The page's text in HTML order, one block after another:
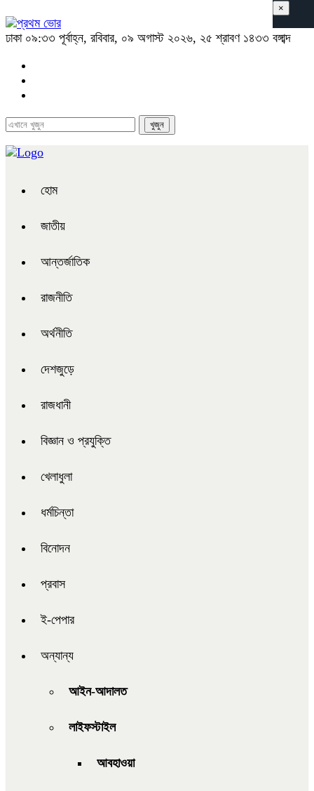
ঢাকা ০৯:৩৩ পূর্বাহ্ন, রবিবার, ০৯ অগাস্ট ২০২৬, ২৫ শ্রাবণ ১৪৩৩ বঙ্গাব্দ
হোম
জাতীয়
আন্তর্জাতিক
রাজনীতি
অর্থনীতি
দেশজুড়ে
রাজধানী
বিজ্ঞান ও প্রযুক্তি
খেলাধুলা
ধর্মচিন্তা
বিনোদন
প্রবাস
ই-পেপার
অন্যান্য
আইন-আদালত
লাইফস্টাইল
আবহাওয়া
×